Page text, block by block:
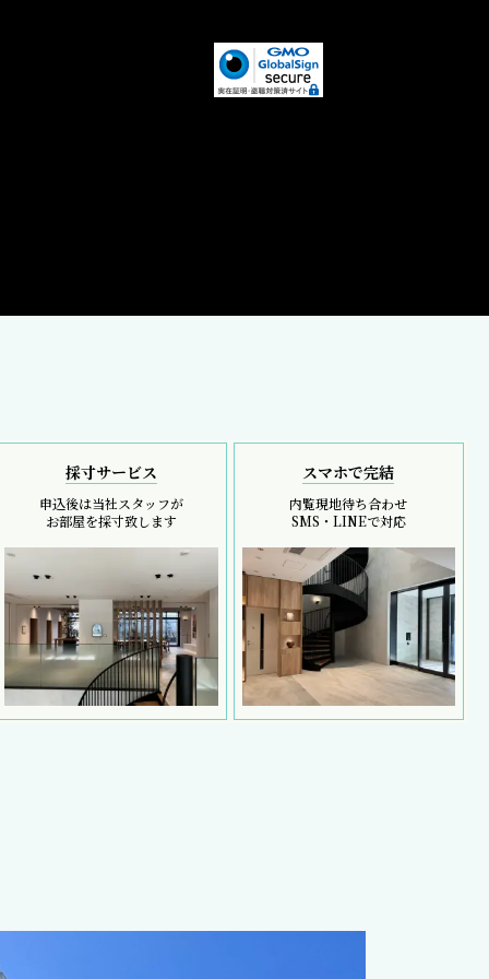
採寸サービス
申込後は当社スタッフが
お部屋を採寸致します
スマホで完結
内覧現地待ち合わせ
SMS・LINEで対応